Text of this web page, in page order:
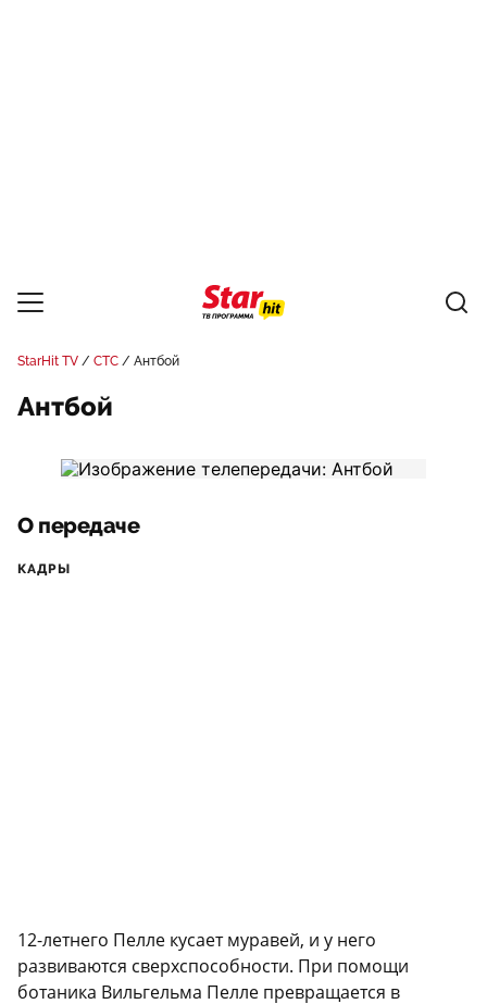
StarHit TV СТС Антбой
Антбой
О передаче
КАДРЫ
12-летнего Пелле кусает муравей, и у него
развиваются сверхспособности. При помощи
ботаника Вильгельма Пелле превращается в